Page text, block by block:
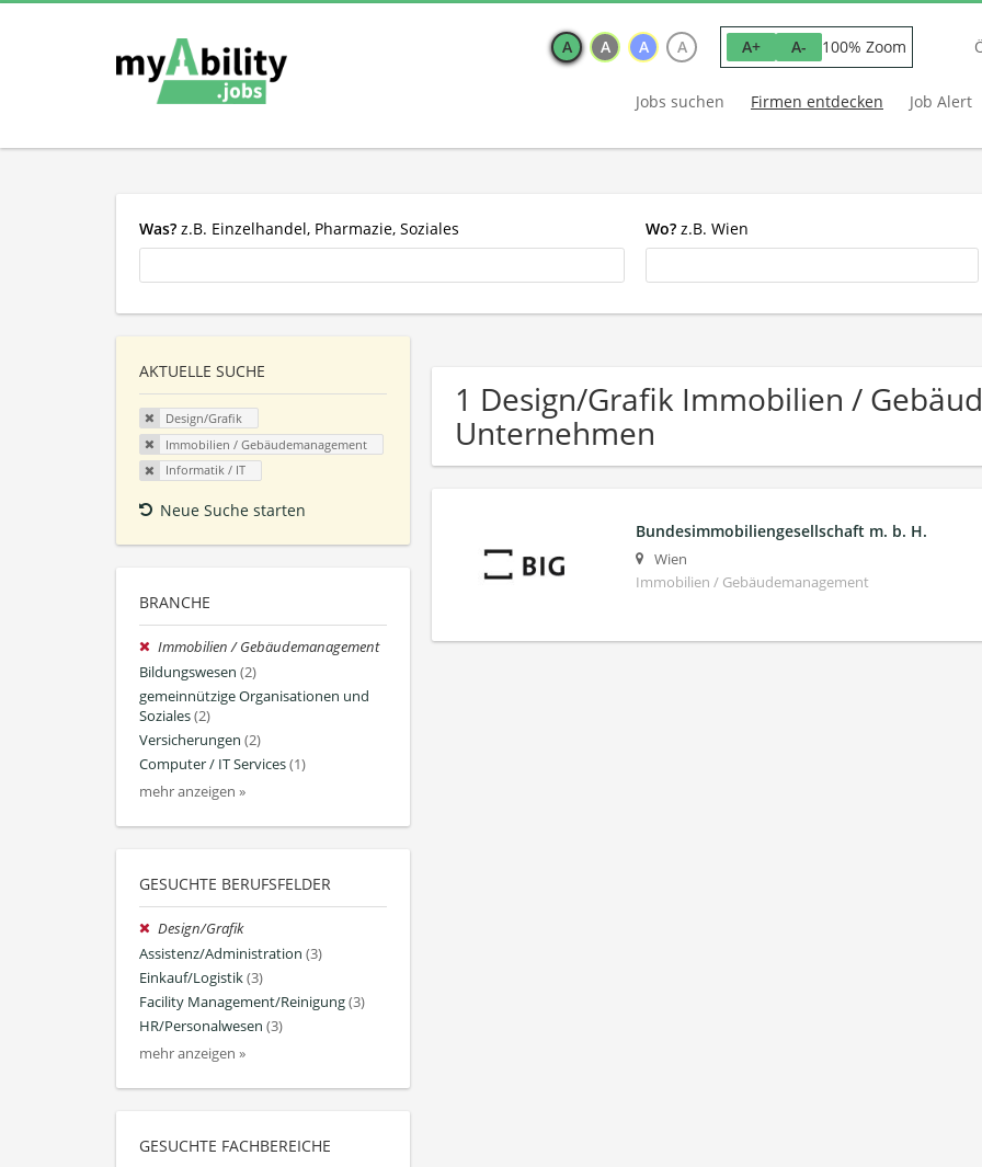
A A A A A+ A- 100% Zoom
Jobs suchen Firmen entdecken Job Alert
Was? z.B. Einzelhandel, Pharmazie, Soziales Wo? z.B. Wien
AKTUELLE SUCHE
Design/Grafik
Immobilien / Gebäudemanagement
Informatik / IT
Neue Suche starten
BRANCHE
Immobilien / Gebäudemanagement
Bildungswesen (2)
gemeinnützige Organisationen und
Soziales(2)
Versicherungen (2)
Computer / IT Services(1)
mehr anzeigen »
GESUCHTE BERUFSFELDER
Design/Grafik
Assistenz/Administration (3)
Einkauf/Logistik(3)
Facility Management/Reinigung(3)
HR/Personalwesen (3)
mehr anzeigen »
GESUCHTE FACHBEREICHE
1 Design/Grafik Immobilien /
Unternehmen
Bundesimmobiliengesellschaft m. b. H.
Wien
Immobilien / Gebäudemanagement